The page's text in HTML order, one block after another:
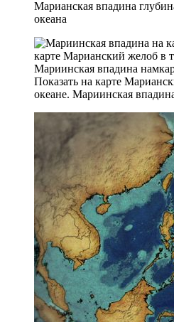
Марианская впадина
океана
Показать на карте
океане. Мариинская